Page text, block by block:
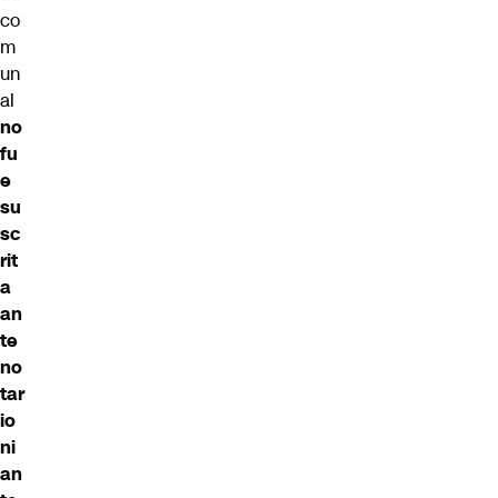
co
m
un
al
no
fu
e
su
sc
rit
a
an
te
no
tar
io
ni
an